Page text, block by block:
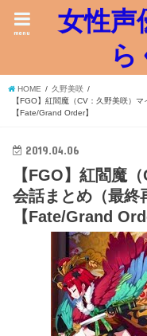
女性声
ら
menu
HOME
久野美咲
【FGO】紅閻魔（CV：久野美咲）
【Fate/Grand Order】
2019.04.06
【FGO】紅閻魔
会話まとめ（最
【Fate/Grand